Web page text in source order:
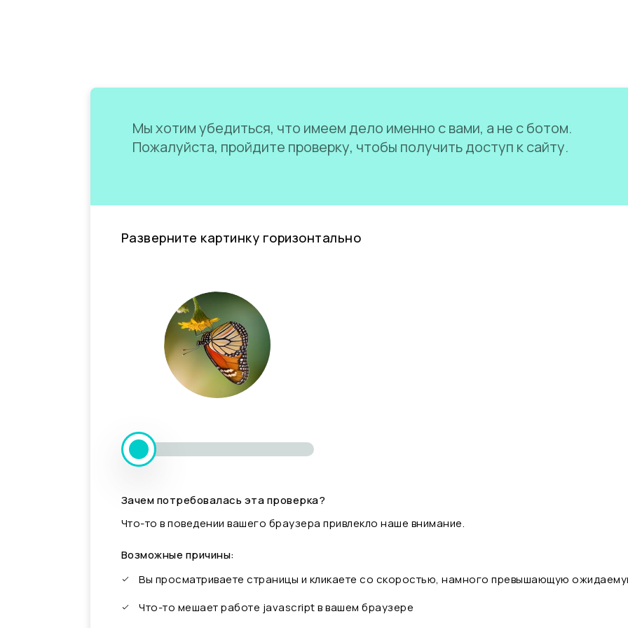
Мы хотим убедиться, что имеем дело именно с вами, а не с ботом.
Пожалуйста, пройдите проверку, чтобы получить доступ к сайту.
Разверните картинку горизонтально
Зачем потребовалась эта проверка?
Что-то в поведении вашего браузера привлекло наше внимание.
Возможные причины:
Вы просматриваете страницы и кликаете со скоростью, намного превышающую
Что-то мешает работе javascript в вашем браузере